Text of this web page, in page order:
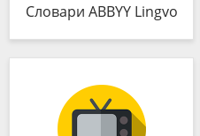
Словари ABBYY Lingvo